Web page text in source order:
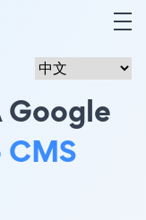
Google